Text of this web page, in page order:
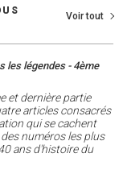
Voir tout
les légendes - 4ème
et dernière partie
articles consacrés
qui se cachent
numéros les plus
ans d'histoire du